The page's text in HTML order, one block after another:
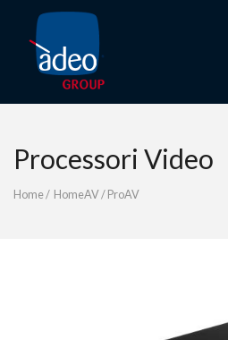
Processori Video
Home/ HomeAV/ ProAV